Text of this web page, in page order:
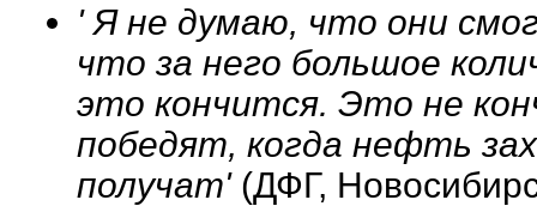
' Я не думаю, что они
что за него большое
это кончится. Это не
победят, когда нефть
получат' (ДФГ,